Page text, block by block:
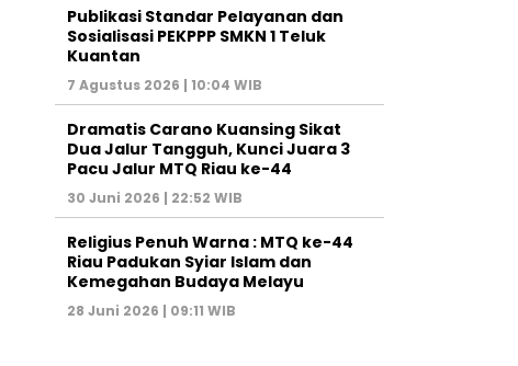
Publikasi Standar Pelayanan dan
Sosialisasi PEKPPP SMKN 1 Teluk
Kuantan
7 Agustus 2026 | 10:04 WIB
Dramatis Carano Kuansing Sikat
Dua Jalur Tangguh, Kunci Juara 3
Pacu Jalur MTQ Riau ke-44
30 Juni 2026 | 22:52 WIB
Religius Penuh Warna : MTQ ke-44
Riau Padukan Syiar Islam dan
Kemegahan Budaya Melayu
28 Juni 2026 | 09:11 WIB